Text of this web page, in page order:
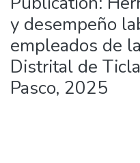
y desempeño
empleados de
Distrital de
Pasco, 2025